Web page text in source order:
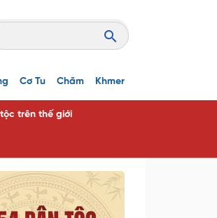
Cơ Tu Chăm Khmer
trên thế giới